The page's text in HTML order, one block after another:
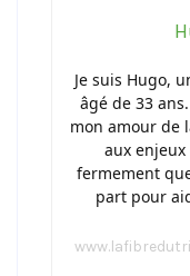
Je suis Hugo,
âgé de 33
mon amour de
aux enjeux
fermement
part pour